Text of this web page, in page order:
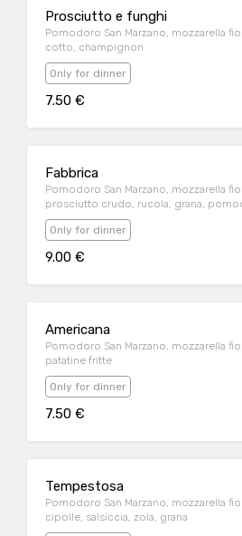
Prosciutto e funghi
Pomodoro San Marzano, mozzarella
cotto, champignon
Only for dinner
7.50 €
Fabbrica
Pomodoro San Marzano, mozzarella
prosciutto crudo, rucola, grana,
Only for dinner
9.00 €
Americana
Pomodoro San Marzano, mozzarella
patatine fritte
Only for dinner
7.50 €
Tempestosa
Pomodoro San Marzano, mozzarella
cipolle, salsiccia, zola, grana